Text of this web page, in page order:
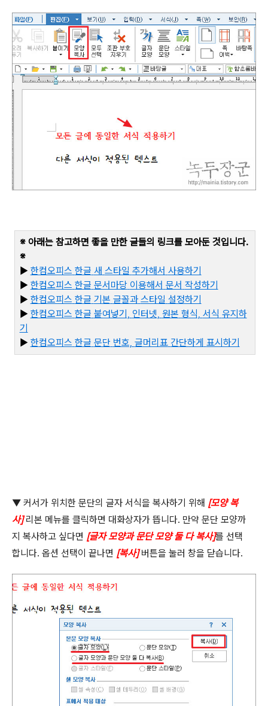
※ 아래는 참고하면 좋을 만한 글들의 링크를 모아둔 것입니다.
※
▶ 한컴오피스 한글 새 스타일 추가해서 사용하기
▶ 한컴오피스 한글 문서마당 이용해서 문서 작성하기
▶ 한컴오피스 한글 기본 글꼴과 스타일 설정하기
▶ 한컴오피스 한글 붙여넣기, 인터넷, 원본 형식, 서식 유지하
기
▶ 한컴오피스 한글 문단 번호, 글머리표 간단하게 표시하기
▼ 커서가 위치한 문단의 글자 서식을 복사하기 위해 [모양 복
사] 리본 메뉴를 클릭하면 대화상자가 뜹니다. 만약 문단 모양까
지 복사하고 싶다면 [글자 모양과 문단 모양 둘 다 복사]를 선택
합니다. 옵션 선택이 끝나면 [복사] 버튼을 눌러 창을 닫습니다.